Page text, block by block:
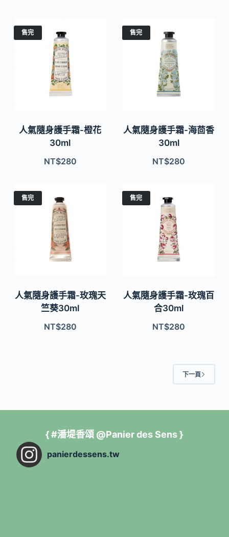
售完
人氣隨身護手霜-橙花
30ml
NT$280
售完
人氣隨身護手霜-海茴香
30ml
NT$280
售完
人氣隨身護手霜-玫瑰天
竺葵30ml
NT$280
售完
人氣隨身護手霜-玫瑰百
合30ml
NT$280
下一頁
{ #潘堤香頌 @Panier des Sens }
panierdessens.tw